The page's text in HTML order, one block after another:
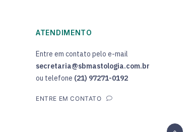
ATENDIMENTO
Entre em contato pelo e-mail
secretaria@sbmastologia.com.br
ou telefone (21) 97271-0192
ENTRE EM CONTATO